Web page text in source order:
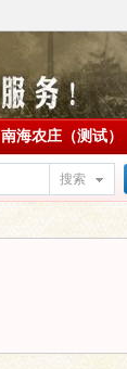
南海农庄（测试）
搜索